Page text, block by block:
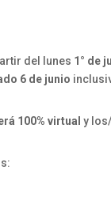
del lunes 1° de
6 de junio
100% virtualy